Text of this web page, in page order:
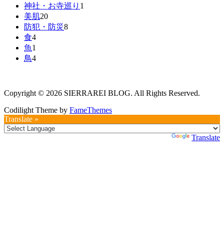
神社・お寺巡り 1
美肌20
防犯・防災8
食4
魚1
鳥4
Copyright © 2026 SIERRAREI BLOG. All Rights Reserved.
Codilight Theme by FameThemes
Translate »
Translate